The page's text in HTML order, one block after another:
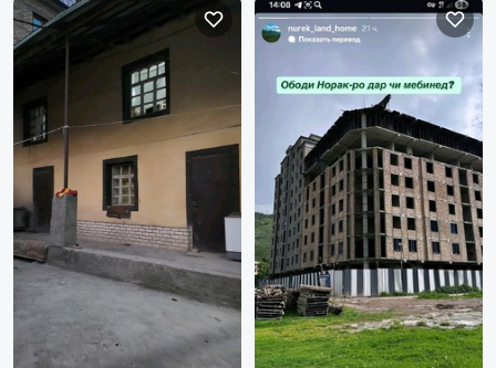
Купить Арендовать
Тип недвижимости
Тип
Город
Нурек